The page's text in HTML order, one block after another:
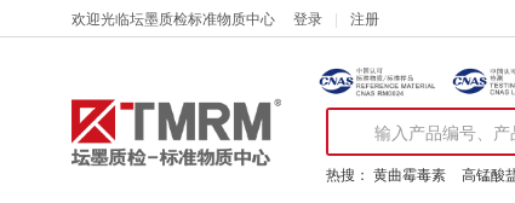
欢迎光临坛墨质检标准物质中心 登录 注册
热搜： 黄曲霉毒素 高锰酸